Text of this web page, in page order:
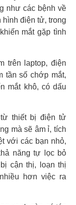
như các bệnh về
hình điện tử, trong
mắt gặp tình
trên laptop, điện
tần số chớp mắt,
mắt khô, có dấu
thiết bị điện tử
mà sẽ âm ỉ, tích
với các bạn nhỏ,
năng tự lọc bỏ
cận thị, loạn thị
hơn việc ra